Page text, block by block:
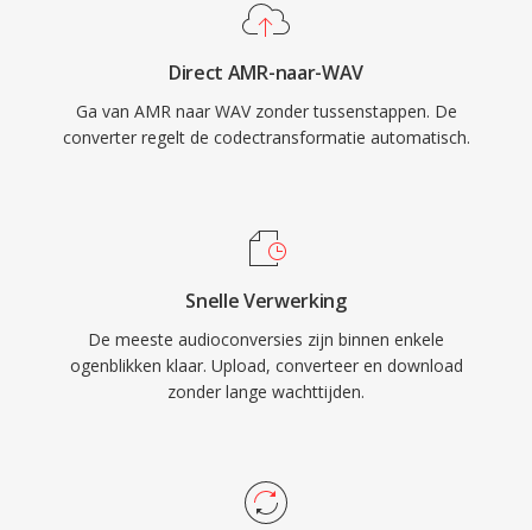
oorspronkelijke opname, waardoor het de
archivering. WAV ondersteunt ook ingebedde
metadata via INFO- en BWF-chunks, waardoor
tijdstempels en productienotities mogelijk zijn.
ruwweg 10 MB in beslag — en de 32-bit RIFF-
RF64 dat plafond opheft.
Direct AMR-naar-WAV
Ga van AMR naar WAV zonder tussenstappen. De
converter regelt de codectransformatie automatisch.
Snelle Verwerking
De meeste audioconversies zijn binnen enkele
ogenblikken klaar. Upload, converteer en download
zonder lange wachttijden.